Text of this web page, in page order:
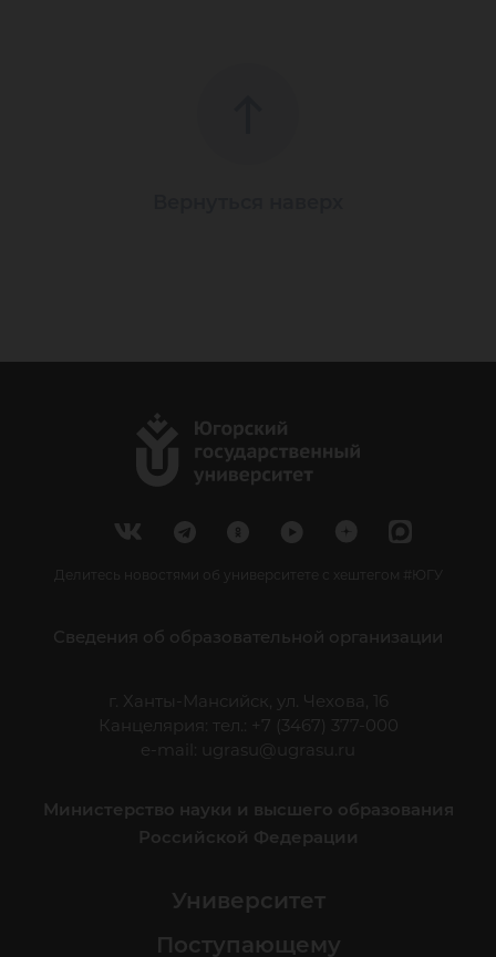
Делитесь новостями об университете с хештегом #ЮГУ
Сведения об образовательной организации
г. Ханты-Мансийск, ул. Чехова, 16
Канцелярия: тел.: +7 (3467) 377-000
e-mail:
ugrasu@ugrasu.ru
Министерство науки и высшего образования
Российской Федерации
Университет
Поступающему